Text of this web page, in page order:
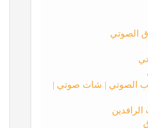
الصوتي
الصوتي | شات صوتي |